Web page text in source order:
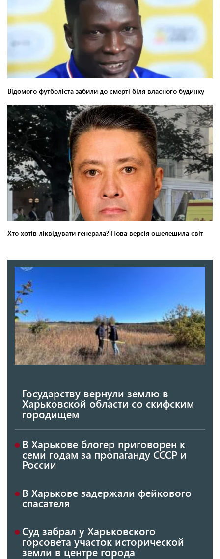
Государству вернули землю в
Харьковской области со скифским
городищем
В Харькове блогер приговорен к
семи годам за пропаганду СССР и
России
В Харькове задержали фейкового
спасателя
Суд забрал у Харьковского
горсовета участок исторической
земли в центре города